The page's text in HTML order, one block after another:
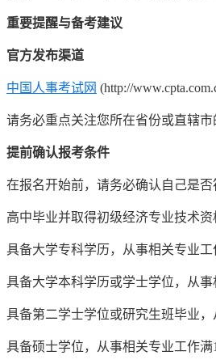
重要提醒与备考建议
官方发布渠道
中国人事考试网 (http://
请务必重点关注您所在省份或直辖
提前确认报考条件
在报名开始前，请务必确认自己是
高中毕业并取得初级经济专业技术资
具备大学专科学历，从事相关专业工
具备大学本科学历或学士学位，从事
具备第二学士学位或研究生班毕业，
具备硕士学位，从事相关专业工作满1